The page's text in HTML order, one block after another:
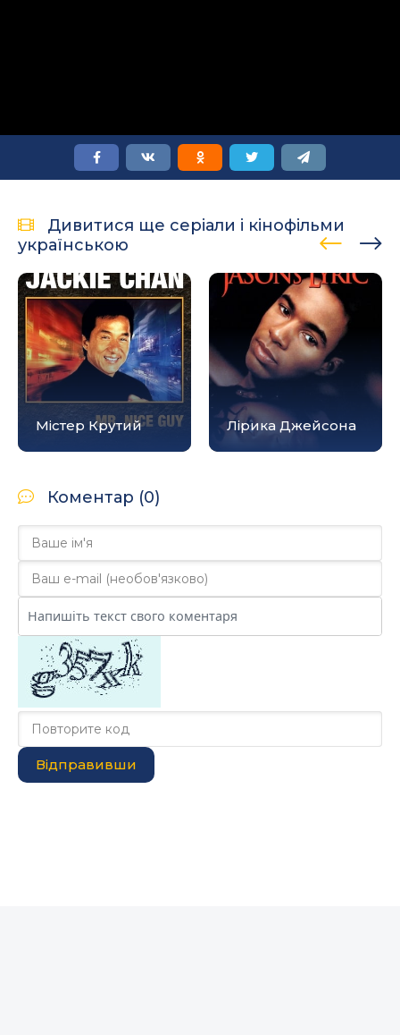
Дивитися ще серіали і кінофільми
українською
Містер Крутий Лірика Джейсона
Коментар (0)
Відправивши